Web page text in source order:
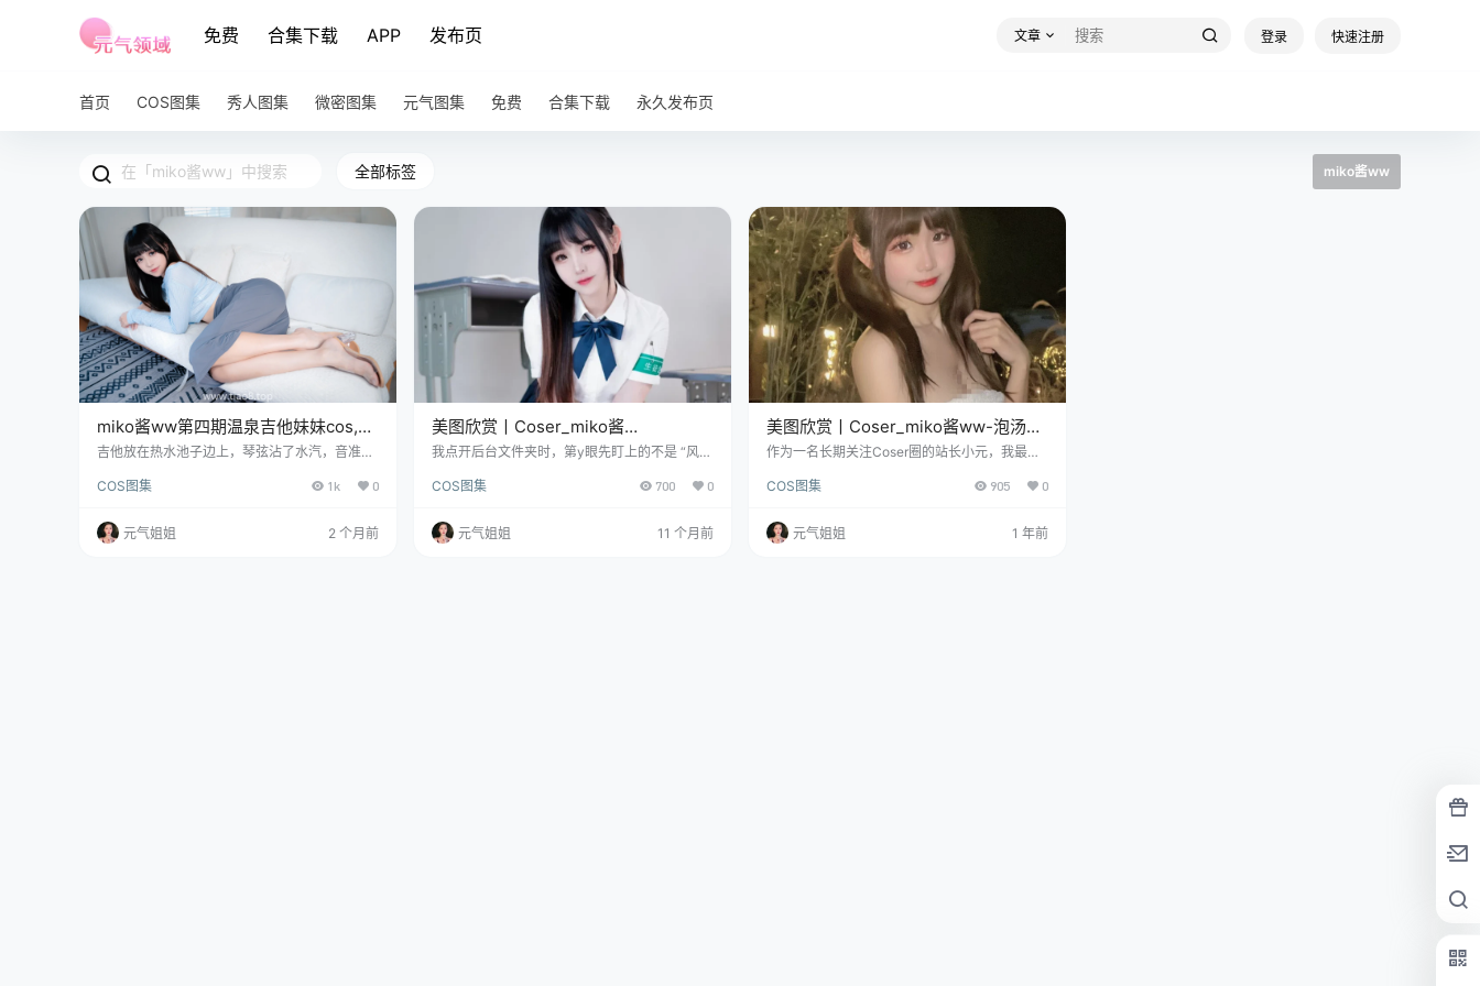
免费 合集下载 APP 发布页 文章 登录 快速注册
首页 COS图集 秀人图集 微密图集 元气图集 免费 合集下载 永久发布页
全部标签 miko酱ww
miko酱ww第四期温泉吉他妹妹cos,水
汽把镜头糊了但挺真实
吉他放在热水池子边上，琴弦沾了水汽，音准会
水，琴身怕潮，但偏偏有人要把这两样东西搁在
拍的就不是正确，是错误，是不该出现却出现了
的那个瞬间。 免费欣赏：点击直达 全集欣赏：
COS图集 1k 0
元气姐姐 2 个月前
美图欣赏丨Coser_miko酱
ww:NO.086-风纪委员[40P-258.1M]
我点开后台文件夹时，第y眼先盯上的不是 “风纪
知道，现在 cos 图一搜一大把，但 40 张图能撑
张，是能看出来在细节上没偷懒。​ 图集已更89
期，持续更新中▼▼▼ 就拿服袖口说吧，不少 c
COS图集 700 0
元气姐姐 11 个月前
美图欣赏丨Coser_miko酱ww-泡汤啦
[18P3V-269MB]
作为一名长期关注Coser圈的站长小元，我最近
er_miko酱ww-泡汤啦”，这套18P3V、总容量2
元文化和cosplay的朋友们带来一场视觉享受。
免费套图，文章末尾获取(收藏本站不迷路) 今
COS图集 905 0
元气姐姐 1 年前